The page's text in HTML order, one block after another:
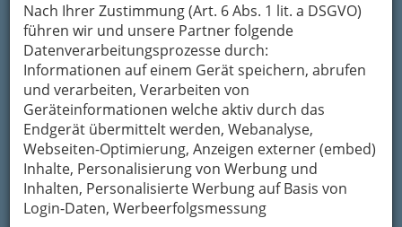
Nach Ihrer Zustimmung (Art. 6 Abs. 1 lit. a DSGVO)
führen wir und unsere Partner folgende
Datenverarbeitungsprozesse durch:
Informationen auf einem Gerät speichern, abrufen
und verarbeiten, Verarbeiten von
Geräteinformationen welche aktiv durch das
Endgerät übermittelt werden, Webanalyse,
Webseiten-Optimierung, Anzeigen externer (embed)
Inhalte, Personalisierung von Werbung und
Inhalten, Personalisierte Werbung auf Basis von
Login-Daten, Werbeerfolgsmessung
Schnellimbisse(Begriff klingt wesentlich
freundlicher als Fastfood und Junkfood!). So
kann man beispielsweise bereits vielerorts
Nudeln oder Hühnerstreifen mit Wokgemüse
und Saucen nach Lust und Laune miteinander
kombinieren.
Was die diversen Fastfoodlokalegemeinsam
haben: sie bieten ihre Speisen sowohl zum
Verzehr innerhalb des Lokals (Sit-in) als auch
zum Mitnehmen (Take-Away)an.